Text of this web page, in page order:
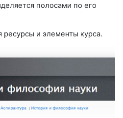
полосами по его
ресурсы и элементы курса.